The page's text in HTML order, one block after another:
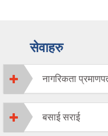
सेवाहरु
नागरिकता
बसाई सराई